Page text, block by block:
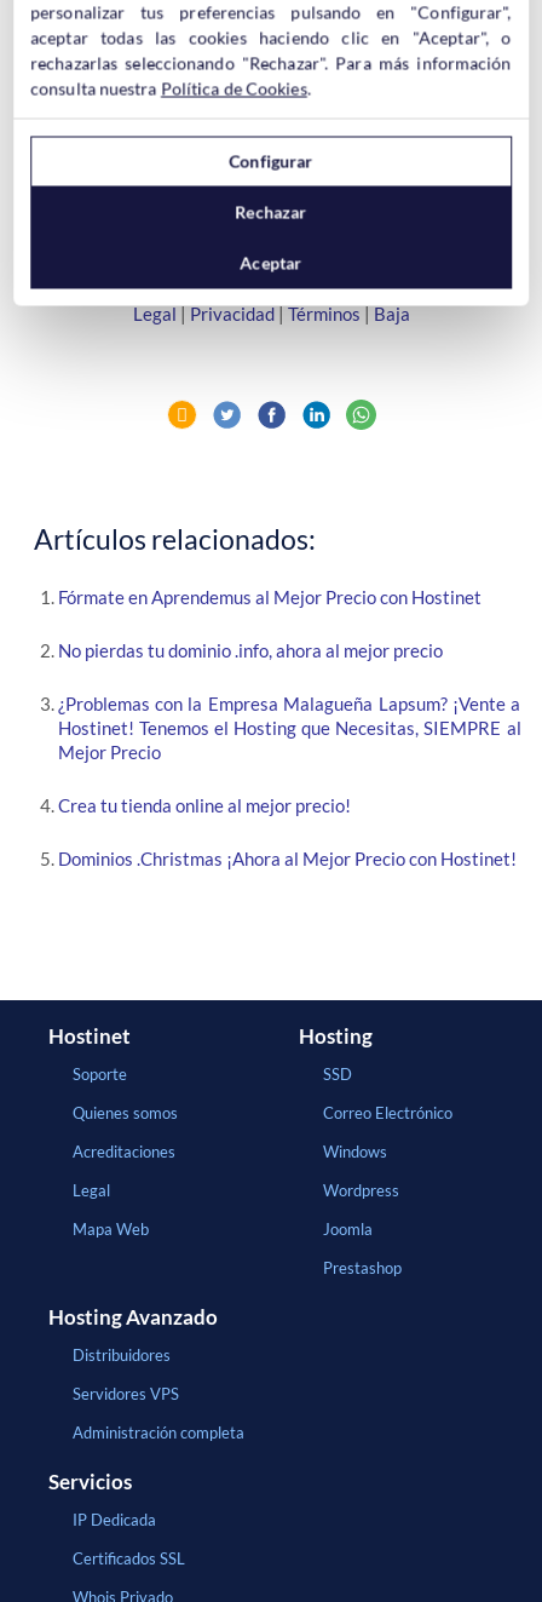
En cumplimiento de lo establecido en la Ley Orgánica 15/1999,
de 13 de diciembre, de Protección de Datos de Carácter
de un fichero titularidad de Hostinet, S.L.U. para la gestión,
administración e información de nuestros servicios. Si no está
ejercer sus derechos de acceso, rectificación, cancelación y
Bizkaia.
Legal|Privacidad|Términos|Baja
Artículos relacionados:
Fórmate en Aprendemus al Mejor Precio con Hostinet
No pierdas tu dominio .info, ahora al mejor precio
¿Problemas con la Empresa Malagueña Lapsum? ¡Vente a
Hostinet! Tenemos el Hosting que Necesitas, SIEMPRE al
Mejor Precio
Crea tu tienda online al mejor precio!
Dominios .Christmas ¡Ahora al Mejor Precio con Hostinet!
Hostinet
Soporte
Quienes somos
Acreditaciones
Legal
Mapa Web
Hosting
SSD
Correo Electrónico
Windows
Wordpress
Joomla
Prestashop
Hosting Avanzado
Distribuidores
Servidores VPS
Administración completa
Servicios
IP Dedicada
Certificados SSL
Whois Privado
personalizar tus preferencias pulsando en "Configurar",
aceptar todas las cookies haciendo clic en "Aceptar", o
rechazarlas seleccionando "Rechazar". Para más información
consulta nuestra Política de Cookies.
Configurar
Rechazar
Aceptar